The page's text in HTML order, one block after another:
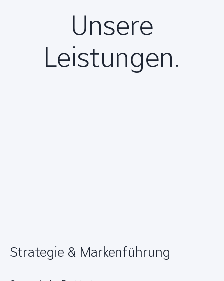
Unsere
Leistungen.
Strategie & Markenführung